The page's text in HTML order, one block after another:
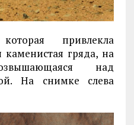
привлекла
гряда, на
над
На снимке слева